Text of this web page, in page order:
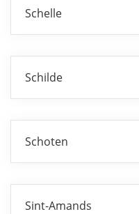
Schelle
Schilde
Schoten
Sint-Amands